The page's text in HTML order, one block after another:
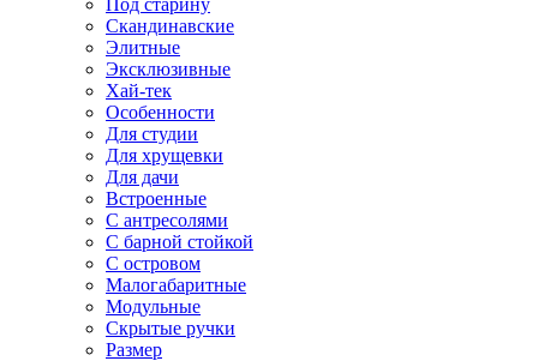
Под старину
Скандинавские
Элитные
Эксклюзивные
Хай-тек
Особенности
Для студии
Для хрущевки
Для дачи
Встроенные
С антресолями
С барной стойкой
С островом
Малогабаритные
Модульные
Скрытые ручки
Размер